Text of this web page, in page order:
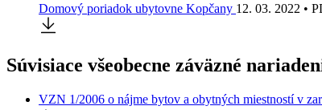
Domový poriadok ubytovne Kopčany 12. 03. 2022 •
Súvisiace všeobecne záväzné
VZN 1/2006 o nájme bytov a obytných miestností v